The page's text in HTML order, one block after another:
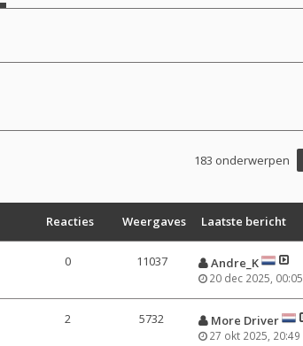
183 onderwerpen
Reacties Weergaves Laatste bericht
0 11037 Andre_K
20 dec 2025, 00:05
2 5732 More Driver
27 okt 2025, 20:49